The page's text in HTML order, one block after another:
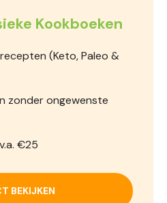
Kookboeken
(Keto, Paleo &
zonder ongewenste
€25
BEKIJKEN